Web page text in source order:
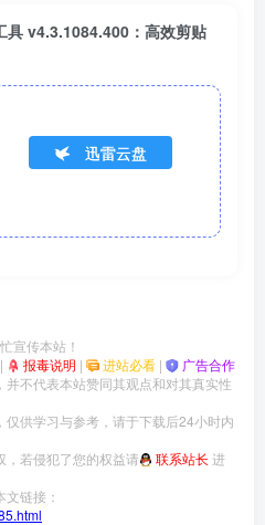
具 v4.3.1084.400：高效剪贴
迅雷云盘
宣传本站！
| 报毒说明 | 进站必看 | 广告合作
不代表本站赞同其观点和对其真实性
供学习与参考，请于下载后24小时内
，若侵犯了您的权益请 联系站长 进
链接：